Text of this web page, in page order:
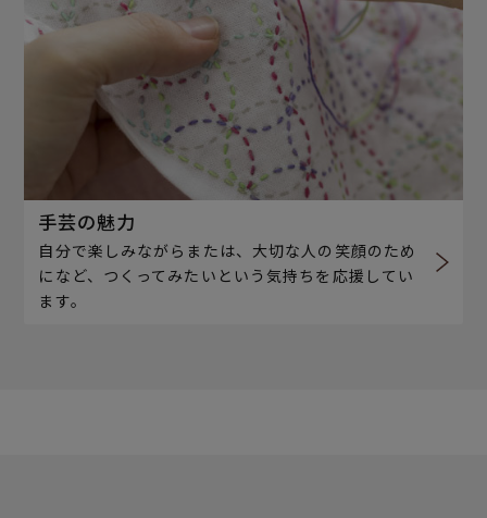
手芸の魅力
自分で楽しみながらまたは、大切な人の笑顔のため
になど、つくってみたいという気持ちを応援してい
ます。